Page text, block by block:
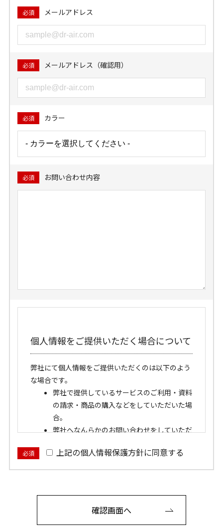
必須 メールアドレス
必須 メールアドレス（確認用）
必須 カラー
必須 お問い合わせ内容
個人情報をご提供いただく場合について
弊社にて個人情報をご提供いただくのは以下のよう
な場合です。
弊社で提供しているサービスのご利用・資料
の請求・商品の購入などをしていただいた場
合。
弊社へなんらかのお問い合わせをしていただ
弊社が運営するショールームへご来店いただ
いた場合。
提供いただいた個人情報の利用目的
必須 上記の個人情報保護方針に同意する
確認画面へ